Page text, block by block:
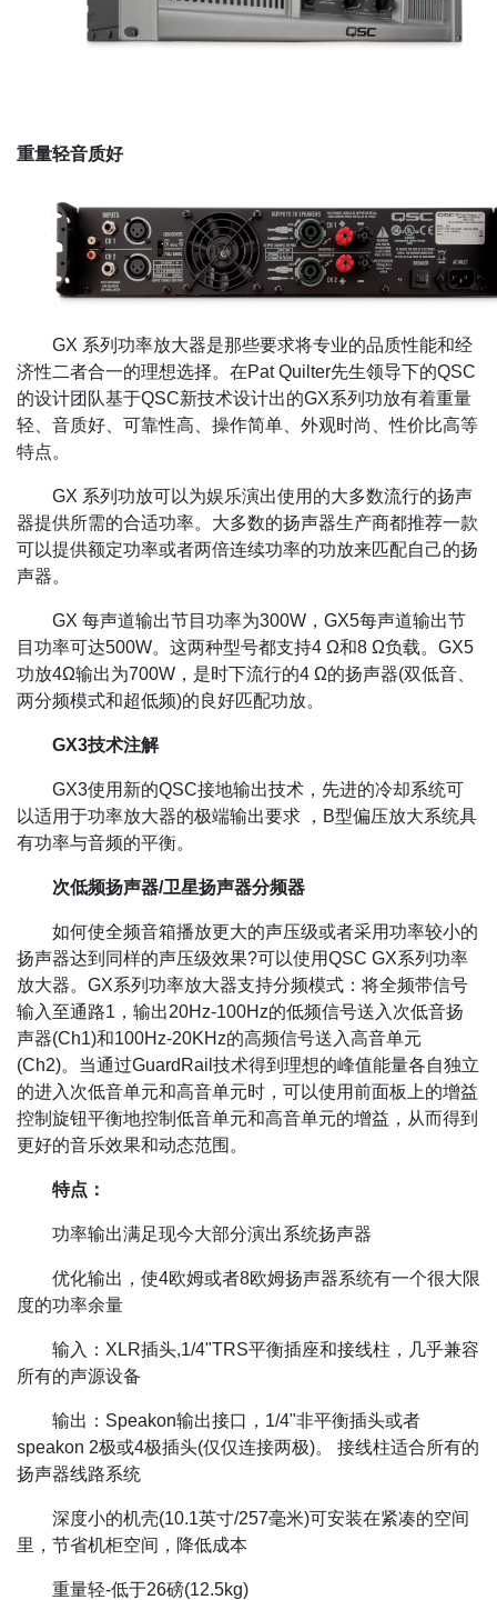
重量轻音质好
GX 系列功率放大器是那些要求将专业的品质性能和经
济性二者合一的理想选择。在Pat Quilter先生领导下的QSC
的设计团队基于QSC新技术设计出的GX系列功放有着重量
轻、音质好、可靠性高、操作简单、外观时尚、性价比高等
特点。
GX 系列功放可以为娱乐演出使用的大多数流行的扬声
器提供所需的合适功率。大多数的扬声器生产商都推荐一款
可以提供额定功率或者两倍连续功率的功放来匹配自己的扬
声器。
GX 每声道输出节目功率为300W，GX5每声道输出节
目功率可达500W。这两种型号都支持4 Ω和8 Ω负载。GX5
功放4Ω输出为700W，是时下流行的4 Ω的扬声器(双低音、
两分频模式和超低频)的良好匹配功放。
GX3技术注解
GX3使用新的QSC接地输出技术，先进的冷却系统可
以适用于功率放大器的极端输出要求 ，B型偏压放大系统具
有功率与音频的平衡。
次低频扬声器/卫星扬声器分频器
如何使全频音箱播放更大的声压级或者采用功率较小的
扬声器达到同样的声压级效果?可以使用QSC GX系列功率
放大器。GX系列功率放大器支持分频模式：将全频带信号
输入至通路1，输出20Hz-100Hz的低频信号送入次低音扬
声器(Ch1)和100Hz-20KHz的高频信号送入高音单元
(Ch2)。当通过GuardRail技术得到理想的峰值能量各自独立
的进入次低音单元和高音单元时，可以使用前面板上的增益
控制旋钮平衡地控制低音单元和高音单元的增益，从而得到
更好的音乐效果和动态范围。
特点：
功率输出满足现今大部分演出系统扬声器
优化输出，使4欧姆或者8欧姆扬声器系统有一个很大限
度的功率余量
输入：XLR插头,1/4"TRS平衡插座和接线柱，几乎兼容
所有的声源设备
输出：Speakon输出接口，1/4"非平衡插头或者
speakon 2极或4极插头(仅仅连接两极)。 接线柱适合所有的
扬声器线路系统
深度小的机壳(10.1英寸/257毫米)可安装在紧凑的空间
里，节省机柜空间，降低成本
重量轻-低于26磅(12.5kg)